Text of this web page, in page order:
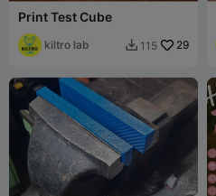
Print Test Cube
kiltro lab  115 29